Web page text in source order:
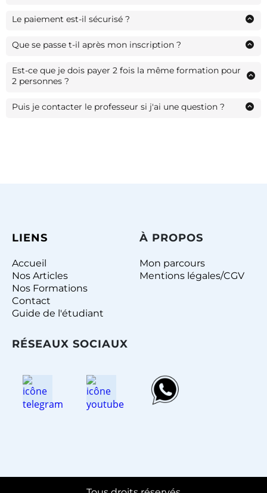
de la vitesse de chacun.La limite d'accès à la formation est
Le paiement est-il sécurisé ?
Que se passe t-il après mon inscription ?
Est-ce que je dois payer 2 fois la même formation pour
2 personnes ?
Puis je contacter le professeur si j'ai une question ?
LIENS
Accueil
Nos Articles
Nos Formations
Contact
Guide de l'étudiant
À PROPOS
Mon parcours
Mentions légales/CGV
RÉSEAUX SOCIAUX